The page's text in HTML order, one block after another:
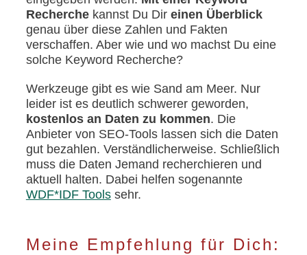
Recherchekannst Du Dir einen Überblick
genau über diese Zahlen und Fakten
verschaffen. Aber wie und wo machst Du eine
solche Keyword Recherche?
Werkzeuge gibt es wie Sand am Meer. Nur
leider ist es deutlich schwerer geworden,
kostenlos an Daten zu kommen. Die
Anbieter von SEO-Tools lassen sich die Daten
gut bezahlen. Verständlicherweise. Schließlich
muss die Daten Jemand recherchieren und
aktuell halten. Dabei helfen sogenannte
WDF*IDF Toolssehr.
Meine Empfehlung für Dich: